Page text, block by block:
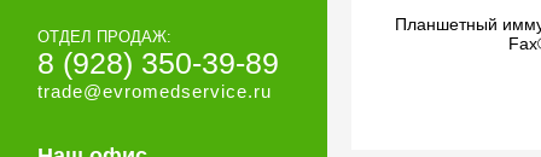
ОТДЕЛ ПРОДАЖ:
8 (928) 350-39-89
trade@evromedservice.ru
Планшетный